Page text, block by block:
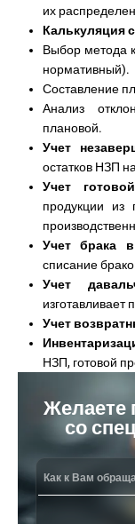
их
Калькуляция
Выбор метода
нормативный).
Составление
Анализ
плановой.
Учет
остатков НЗП
Учет
продукции из
Учет брака
списание
Учет
изготавливает
Учет
НЗП, готовой
Желаете
со